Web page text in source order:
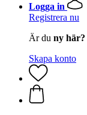
Logga in
Registrera nu
Är du ny här?
Skapa konto